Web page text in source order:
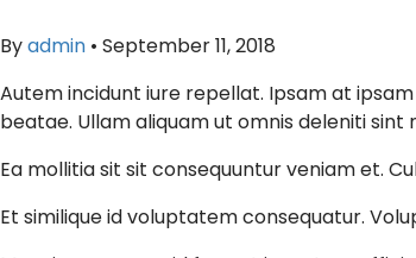
Byadmin • September 11, 2018
Autem incidunt iure repellat. Ipsam at
beatae. Ullam aliquam ut omnis deleniti sint
Ea mollitia sit sit consequuntur veniam et.
Et similique id voluptatem consequatur.